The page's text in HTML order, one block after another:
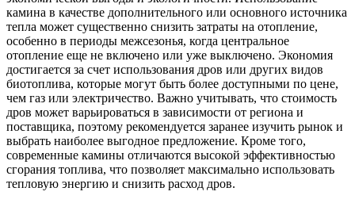
камина в качестве дополнительного или основного источника
тепла может существенно снизить затраты на отопление,
особенно в периоды межсезонья, когда центральное
отопление еще не включено или уже выключено. Экономия
достигается за счет использования дров или других видов
биотоплива, которые могут быть более доступными по цене,
чем газ или электричество. Важно учитывать, что стоимость
дров может варьироваться в зависимости от региона и
поставщика, поэтому рекомендуется заранее изучить рынок и
выбрать наиболее выгодное предложение. Кроме того,
современные камины отличаются высокой эффективностью
сгорания топлива, что позволяет максимально использовать
тепловую энергию и снизить расход дров.